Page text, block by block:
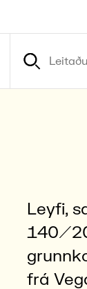
Leyfi,
140/
frá